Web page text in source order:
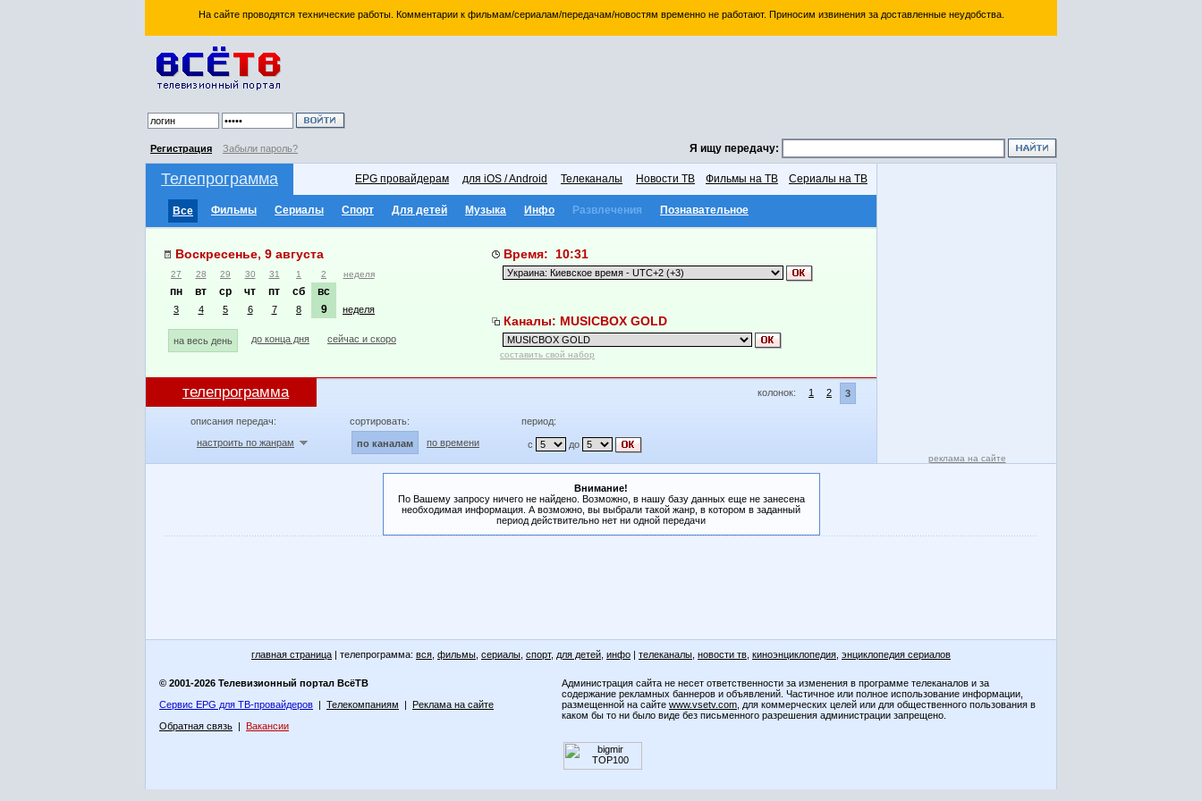
На сайте проводятся технические работы. Комментарии к фильмам/сериалам/передачам/новостям временно не работают. Приносим извинения за доставленные неудобства.
Регистрация Забыли пароль? Я ищу передачу:
Телепрограмма EPG провайдерам для iOS / Android Телеканалы Новости ТВ Фильмы на ТВ Сериалы на ТВ
Все Фильмы Сериалы Спорт Для детей Музыка Инфо Развлечения Познавательное
Воскресенье, 9 августа
27 28 29 30 31 1 2 неделя
пн вт ср чт пт сб вс
3 4 5 6 7 8 9 неделя
на весь день до конца дня сейчас и скоро
Время: 10:31
Каналы: MUSICBOX GOLD
составить свой набор
телепрограмма колонок: 1 2 3
описания передач:
настроить по жанрам
сортировать:
по каналам по времени
период:
с до
реклама на сайте
Внимание!
По Вашему запросу ничего не найдено. Возможно, в нашу базу данных еще не занесена
необходимая информация. А возможно, вы выбрали такой жанр, в котором в заданный
период действительно нет ни одной передачи
главная страница | телепрограмма: вся фильмы сериалы спорт, для детей инфо | телеканалы новости тв киноэнциклопедия энциклопедия сериалов
© 2001-2026 Телевизионный портал ВсёТВ
Сервис EPG для ТВ-провайдеров | Телекомпаниям | Реклама на сайте
Обратная связь | Вакансии
Администрация сайта не несет ответственности за изменения в программе телеканалов и за
содержание рекламных баннеров и объявлений. Частичное или полное использование информации,
размещенной на сайте www.vsetv.com , для коммерческих целей или для общественного пользования в
каком бы то ни было виде без письменного разрешения администрации запрещено.